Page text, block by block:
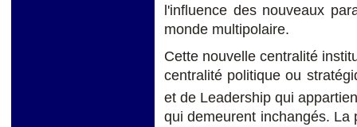
l'influence des nouveaux
monde multipolaire.
Cette nouvelle centralité
centralité politique ou
et de Leadership qui
qui demeurent inchangés. La